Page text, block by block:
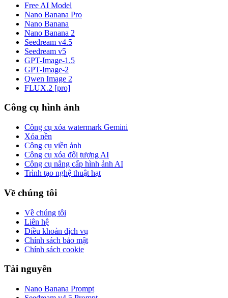
Free AI Model
Nano Banana Pro
Nano Banana
Nano Banana 2
Seedream v4.5
Seedream v5
GPT-Image-1.5
GPT-Image-2
Qwen Image 2
FLUX.2 [pro]
Công cụ hình ảnh
Công cụ xóa watermark Gemini
Xóa nền
Công cụ viền ảnh
Công cụ xóa đối tượng AI
Công cụ nâng cấp hình ảnh AI
Trình tạo nghệ thuật hạt
Về chúng tôi
Về chúng tôi
Liên hệ
Điều khoản dịch vụ
Chính sách bảo mật
Chính sách cookie
Tài nguyên
Nano Banana Prompt